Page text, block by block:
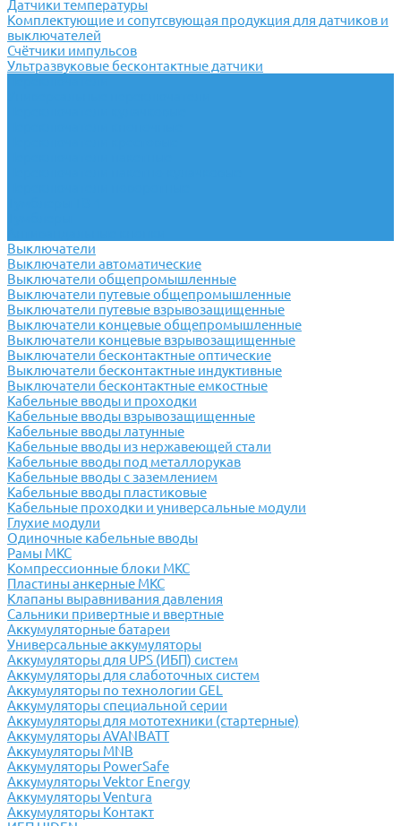
Датчики температуры
Комплектующие и сопутсвующая продукция для датчиков и
выключателей
Счётчики импульсов
Ультразвуковые бесконтактные датчики
Выключатели
Выключатели автоматические
Выключатели общепромышленные
Выключатели путевые общепромышленные
Выключатели путевые взрывозащищенные
Выключатели концевые общепромышленные
Выключатели концевые взрывозащищенные
Выключатели бесконтактные оптические
Выключатели бесконтактные индуктивные
Выключатели бесконтактные емкостные
Кабельные вводы и проходки
Кабельные вводы взрывозащищенные
Кабельные вводы латунные
Кабельные вводы из нержавеющей стали
Кабельные вводы под металлорукав
Кабельные вводы с заземлением
Кабельные вводы пластиковые
Кабельные проходки и универсальные модули
Глухие модули
Одиночные кабельные вводы
Рамы МКС
Компрессионные блоки МКС
Пластины анкерные МКС
Клапаны выравнивания давления
Сальники привертные и ввертные
Аккумуляторные батареи
Универсальные аккумуляторы
Аккумуляторы для UPS (ИБП) систем
Аккумуляторы для слаботочных систем
Аккумуляторы по технологии GEL
Аккумуляторы специальной серии
Аккумуляторы для мототехники (стартерные)
Аккумуляторы AVANBATT
Аккумуляторы MNB
Аккумуляторы PowerSafe
Аккумуляторы Vektor Energy
Аккумуляторы Ventura
Аккумуляторы Контакт